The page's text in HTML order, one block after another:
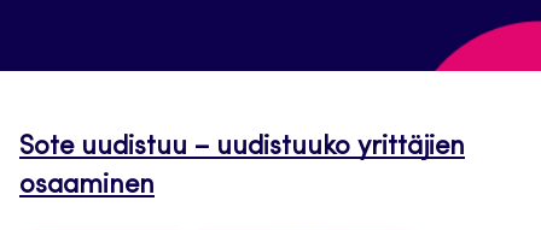
Sote uudistuu – uudistuuko yrittäjien
osaaminen